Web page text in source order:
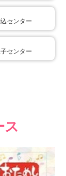
センター
センター
ス